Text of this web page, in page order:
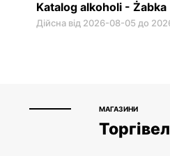
Katalog alkoholi - Żabka
Дійсна від 2026-08-05 до
МАГАЗИНИ